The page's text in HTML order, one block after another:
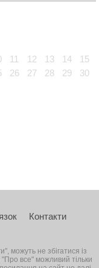
11 12 13 14
15
26 27 28 29
30
Контакти
можуть не збігатися із
"Про все" можливий тільки